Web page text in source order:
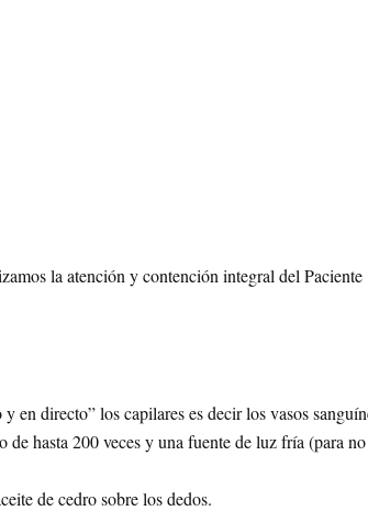
la atención y contención integral del Paciente
directo” los capilares es decir los vasos
hasta 200 veces y una fuente de luz fría (para
de cedro sobre los dedos.